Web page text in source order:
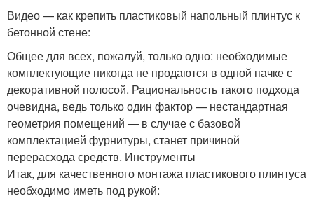
Видео — как крепить пластиковый напольный плинтус к
бетонной стене:
Общее для всех, пожалуй, только одно: необходимые
комплектующие никогда не продаются в одной пачке с
декоративной полосой. Рациональность такого подхода
очевидна, ведь только один фактор — нестандартная
геометрия помещений — в случае с базовой
комплектацией фурнитуры, станет причиной
перерасхода средств. Инструменты
Итак, для качественного монтажа пластикового плинтуса
необходимо иметь под рукой: